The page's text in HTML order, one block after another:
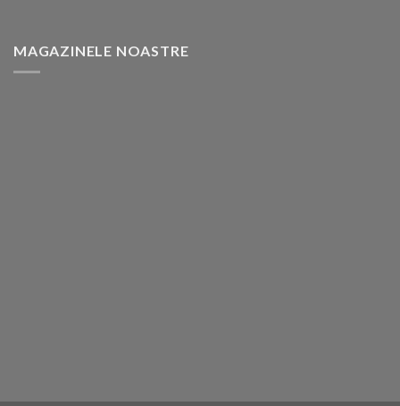
MAGAZINELE NOASTRE